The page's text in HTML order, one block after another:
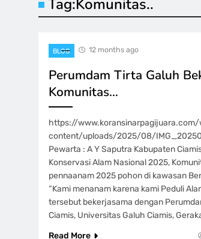
Tag:Komunitas..
BLOG 12 months ago
Perumdam Tirta Galuh
Komunitas…
https://
content/uploads/2025/08/
Pewarta : A Y Saputra Kabupaten
Konservasi Alam Nasional 2025,
pennaanam 2025 pohon di kawasan
“Kami menanam karena kami Peduli
tersebut bekerjasama dengan
Ciamis, Universitas Galuh Ciamis,
Read More